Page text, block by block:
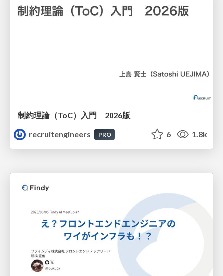
制約理論（ToC）入門 2026版
recruitengineers
PRO 6 1.8k